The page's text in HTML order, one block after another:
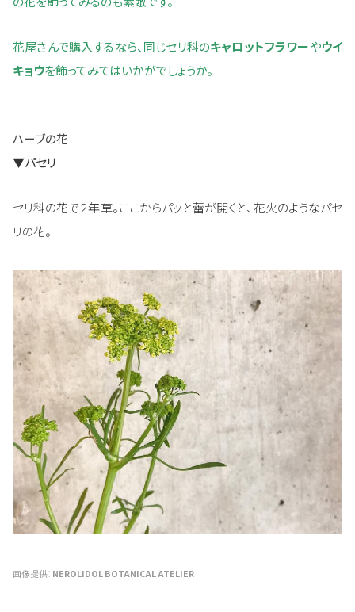
花屋さんで購入するなら、同じセリ科のキャロットフラワーやウイ
キョウを飾ってみてはいかがでしょうか。
ハーブの花
▼パセリ
セリ科の花で２年草。ここからパッと蕾が開くと、花火のようなパセ
リの花。
画像提供： NEROLIDOL BOTANICAL ATELIER